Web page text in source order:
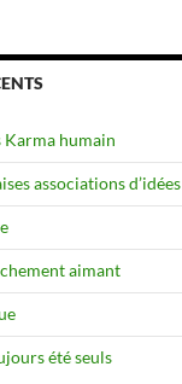
Karma humain
associations d’idées
aimant
été seuls